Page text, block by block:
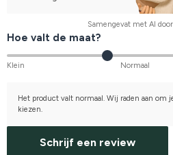
Samengevat met AI door
Hoe valt de maat?
Klein Normaal
Het product valt normaal. Wij raden aan om
kiezen.
Schrijf een review